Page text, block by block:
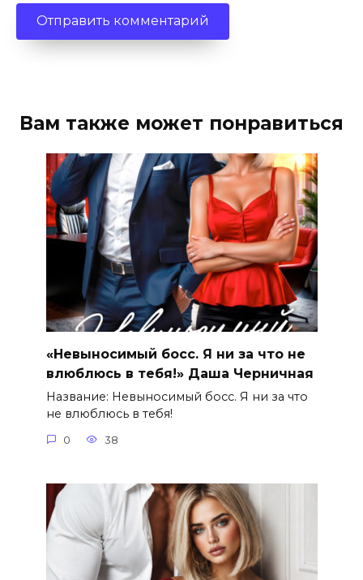
Вам также может понравиться
«Невыносимый босс. Я ни за что не
влюблюсь в тебя!» Даша Черничная
Название: Невыносимый босс. Я ни за что
не влюблюсь в тебя!
0 38